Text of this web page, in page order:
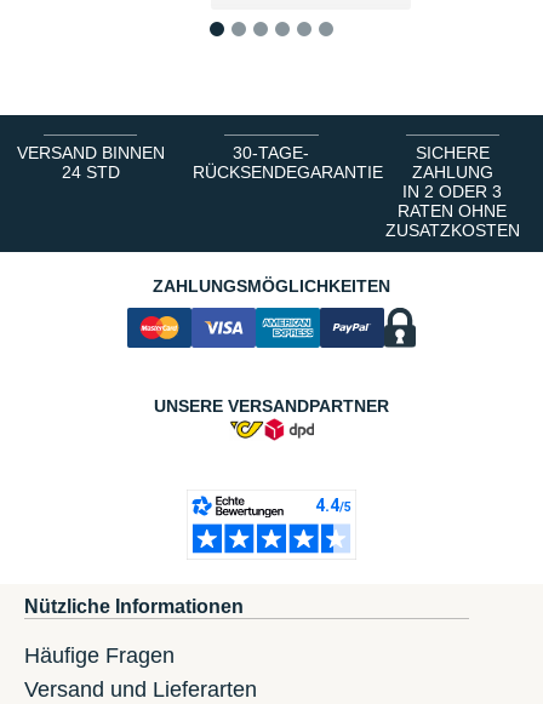
VERSAND BINNEN
24 STD
30-TAGE-
RÜCKSENDEGARANTIE
SICHERE
ZAHLUNG
IN 2 ODER 3
RATEN OHNE
ZUSATZKOSTEN
ZAHLUNGSMÖGLICHKEITEN
UNSERE VERSANDPARTNER
Nützliche Informationen
Häufige Fragen
Versand und Lieferarten